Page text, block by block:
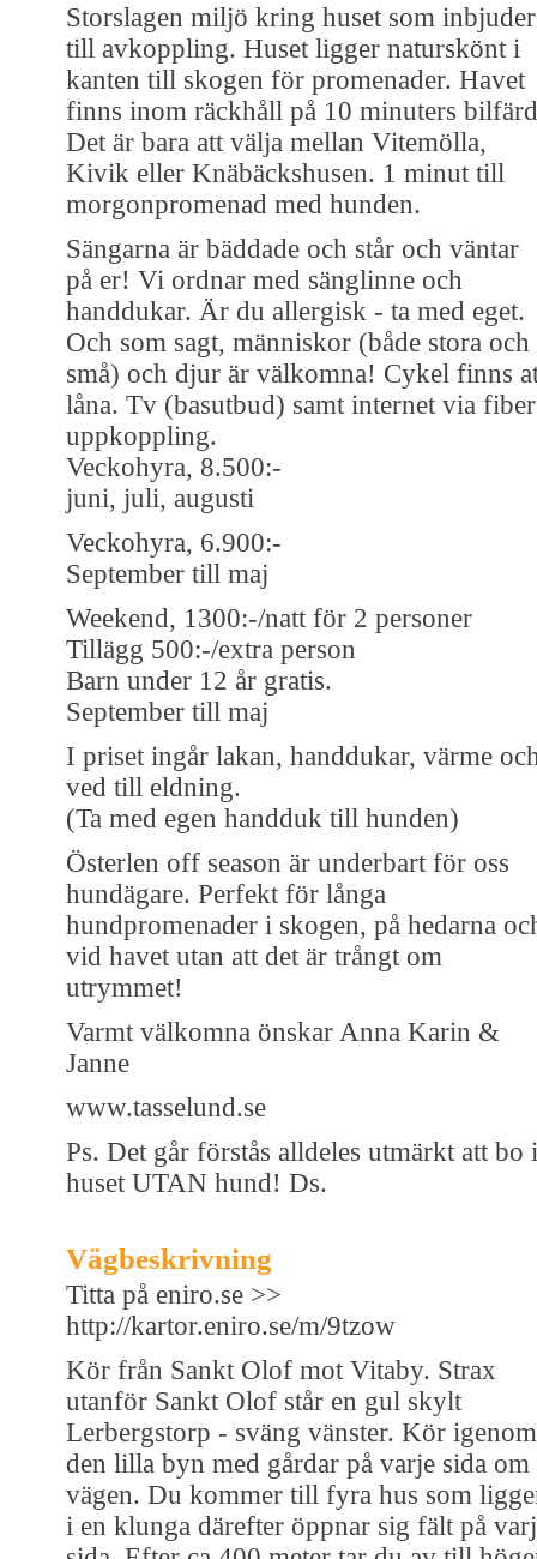
Storslagen miljö kring huset som inbjuder
till avkoppling. Huset ligger naturskönt i
kanten till skogen för promenader. Havet
finns inom räckhåll på 10 minuters
Det är bara att välja mellan Vitemölla,
Kivik eller Knäbäckshusen. 1 minut till
morgonpromenad med hunden.
Sängarna är bäddade och står och väntar
på er! Vi ordnar med sänglinne och
handdukar. Är du allergisk - ta med eget.
Och som sagt, människor (både stora och
små) och djur är välkomna! Cykel finns
låna. Tv (basutbud) samt internet via fiber
uppkoppling.
Veckohyra, 8.500:-
juni, juli, augusti
Veckohyra, 6.900:-
September till maj
Weekend, 1300:-/natt för 2 personer
Tillägg 500:-/extra person
Barn under 12 år gratis.
September till maj
I priset ingår lakan, handdukar, värme
ved till eldning.
(Ta med egen handduk till hunden)
Österlen off season är underbart för oss
hundägare. Perfekt för långa
hundpromenader i skogen, på hedarna
vid havet utan att det är trångt om
utrymmet!
Varmt välkomna önskar Anna Karin &
Janne
www.tasselund.se
Ps. Det går förstås alldeles utmärkt att bo i
huset UTAN hund! Ds.
Vägbeskrivning
Titta på eniro.se >>
http://kartor.eniro.se/m/9tzow
Kör från Sankt Olof mot Vitaby. Strax
utanför Sankt Olof står en gul skylt
Lerbergstorp - sväng vänster. Kör igenom
den lilla byn med gårdar på varje sida om
vägen. Du kommer till fyra hus som
i en klunga därefter öppnar sig fält på